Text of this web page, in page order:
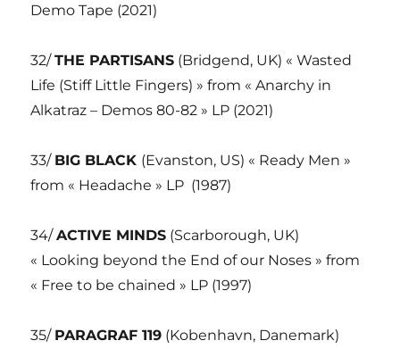
Demo Tape (2021)
32/THE PARTISANS (Bridgend, UK) « Wasted
Life (Stiff Little Fingers) » from « Anarchy in
Alkatraz – Demos 80-82 » LP (2021)
33/ BIG BLACK (Evanston, US) « Ready Men »
from « Headache » LP (1987)
34/ACTIVE MINDS (Scarborough, UK)
« Looking beyond the End of our Noses » from
« Free to be chained » LP (1997)
35/ PARAGRAF 119 (Kobenhavn, Danemark)